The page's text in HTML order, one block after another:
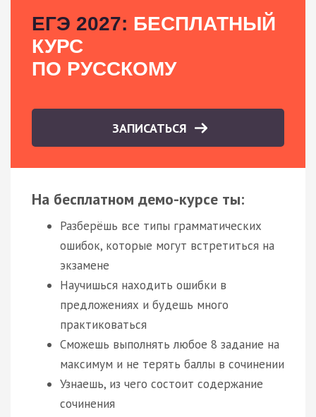
ЕГЭ 2027: БЕСПЛАТНЫЙ
КУРС
ПО РУССКОМУ
ЗАПИСАТЬСЯ
На бесплатном демо-курсе ты:
Разберёшь все типы грамматических
ошибок, которые могут встретиться на
экзамене
Научишься находить ошибки в
предложениях и будешь много
практиковаться
Сможешь выполнять любое 8 задание на
максимум и не терять баллы в сочинении
Узнаешь, из чего состоит содержание
сочинения